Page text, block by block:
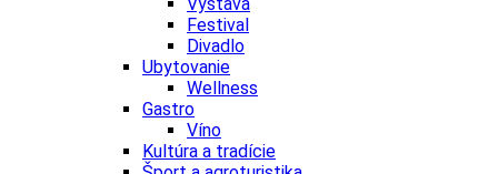
Festival
Divadlo
Ubytovanie
Wellness
Gastro
Víno
Kultúra a tradície